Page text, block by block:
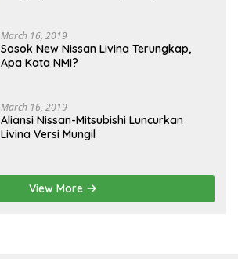
March 16, 2019
Sosok New Nissan Livina Terungkap,
Apa Kata NMI?
March 16, 2019
Aliansi Nissan-Mitsubishi Luncurkan
Livina Versi Mungil
View More